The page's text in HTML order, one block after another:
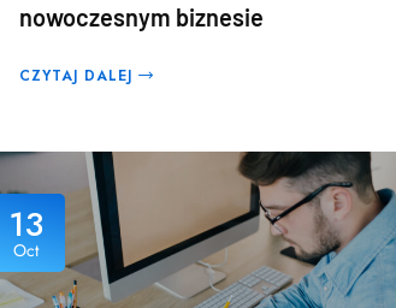
nowoczesnym biznesie
CZYTAJ DALEJ
13
Oct